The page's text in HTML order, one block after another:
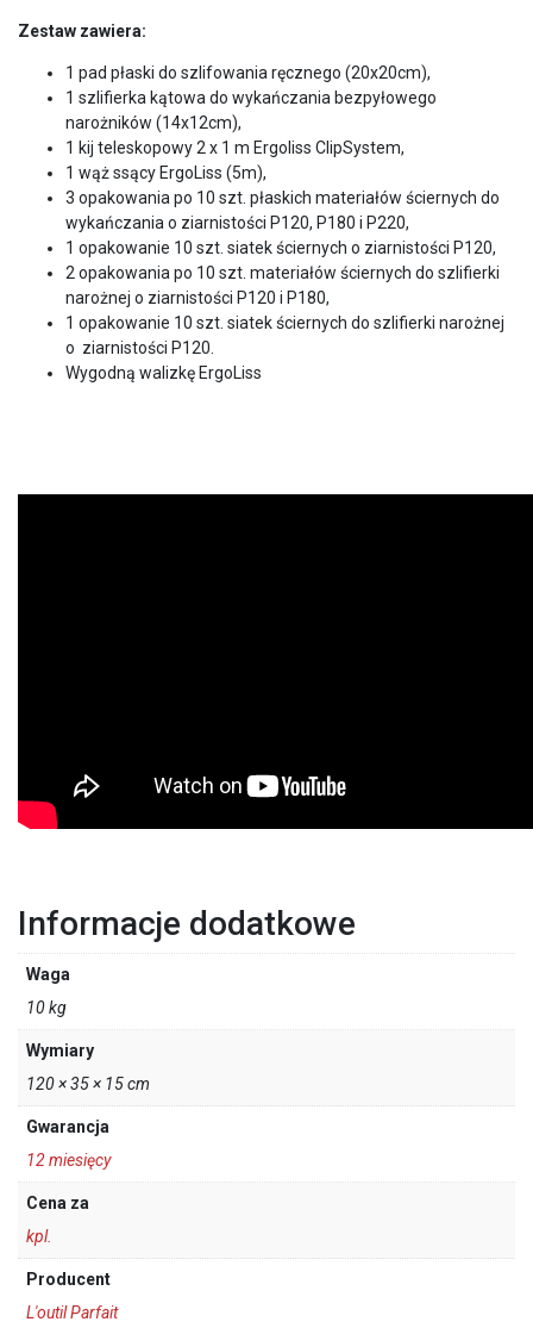
Zestaw zawiera:
1 pad płaski do szlifowania ręcznego (20x20cm),
1 szlifierka kątowa do wykańczania bezpyłowego
narożników (14x12cm),
1 kij teleskopowy 2 x 1 m Ergoliss ClipSystem,
1 wąż ssący ErgoLiss (5m),
3 opakowania po 10 szt. płaskich materiałów ściernych do
wykańczania o ziarnistości P120, P180 i P220,
1 opakowanie 10 szt. siatek ściernych o ziarnistości P120,
2 opakowania po 10 szt. materiałów ściernych do szlifierki
narożnej o ziarnistości P120 i P180,
1 opakowanie 10 szt. siatek ściernych do szlifierki narożnej
o ziarnistości P120.
Wygodną walizkę ErgoLiss
Informacje dodatkowe
Waga
10 kg
Wymiary
120 × 35 × 15 cm
Gwarancja
12 miesięcy
Cena za
kpl.
Producent
L'outil Parfait